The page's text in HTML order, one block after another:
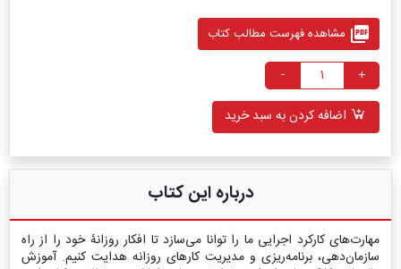
picture_as_pdf مشاهده فهرست مطالب کتاب
+
-
اضافه کردن به سبد خرید
درباره این کتاب
مهارت‌های کارکرد اجرایی ما را توانا می‌سازد تا افکار روزانۀ خود را از راه
سازمان‌دهی، برنامه‌ریزی و مدیریت کارهای روزانه هدایت کنیم. آموزش